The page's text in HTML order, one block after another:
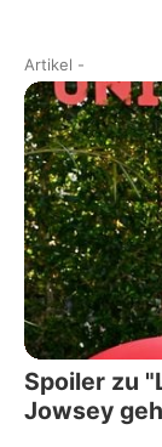
Artikel -
Spoiler zu
Jowsey